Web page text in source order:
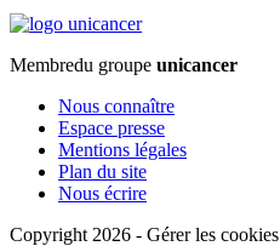
Membredu groupe unicancer
Nous connaître
Espace presse
Mentions légales
Plan du site
Nous écrire
Copyright 2026 - Gérer les cookies